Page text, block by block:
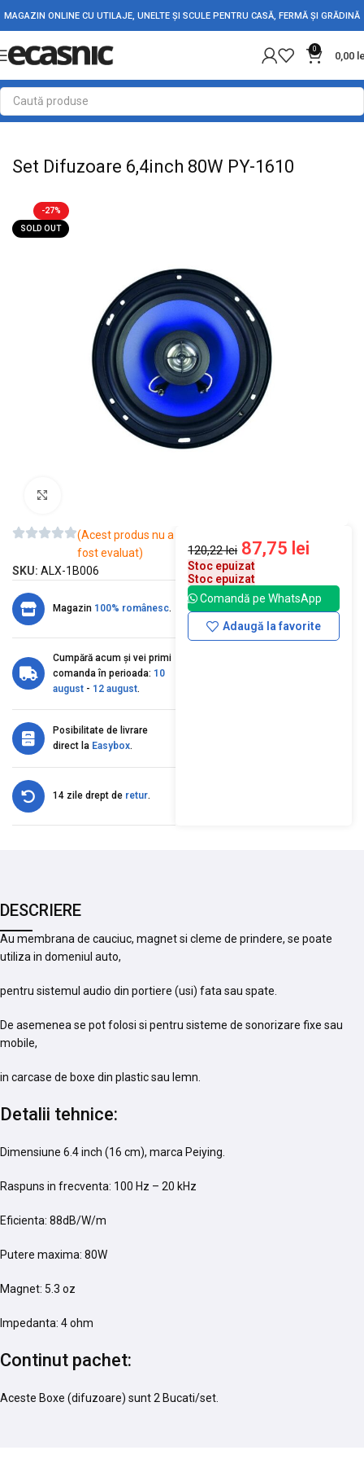
MAGAZIN ONLINE CU UTILAJE, UNELTE ȘI SCULE PENTRU CASĂ, FERMĂ ȘI GRĂDINĂ
0
0,00
Prima pagină Accesorii Auto Difuzoare Auto
Set Difuzoare 6,4inch 80W PY-1610
-27%
SOLD OUT
(Acest produs nu a
fost evaluat)
SKU: ALX-1B006
Magazin 100% românesc.
Cumpără acum și vei primi
comanda în perioada: 10
august - 12 august.
Posibilitate de livrare
direct la Easybox.
14 zile drept de retur.
120,22lei 87,75 lei
Stoc epuizat
Stoc epuizat
Comandă pe WhatsApp
Adaugă la favorite
DESCRIERE
Au membrana de cauciuc, magnet si cleme de prindere, se poate
utiliza in domeniul auto,
pentru sistemul audio din portiere (usi) fata sau spate.
De asemenea se pot folosi si pentru sisteme de sonorizare fixe sau
mobile,
in carcase de boxe din plastic sau lemn.
Detalii tehnice:
Dimensiune 6.4 inch (16 cm), marca Peiying.
Raspuns in frecventa: 100 Hz – 20 kHz
Eficienta: 88dB/W/m
Putere maxima: 80W
Magnet: 5.3 oz
Impedanta: 4 ohm
Continut pachet:
Aceste Boxe (difuzoare) sunt 2 Bucati/set.